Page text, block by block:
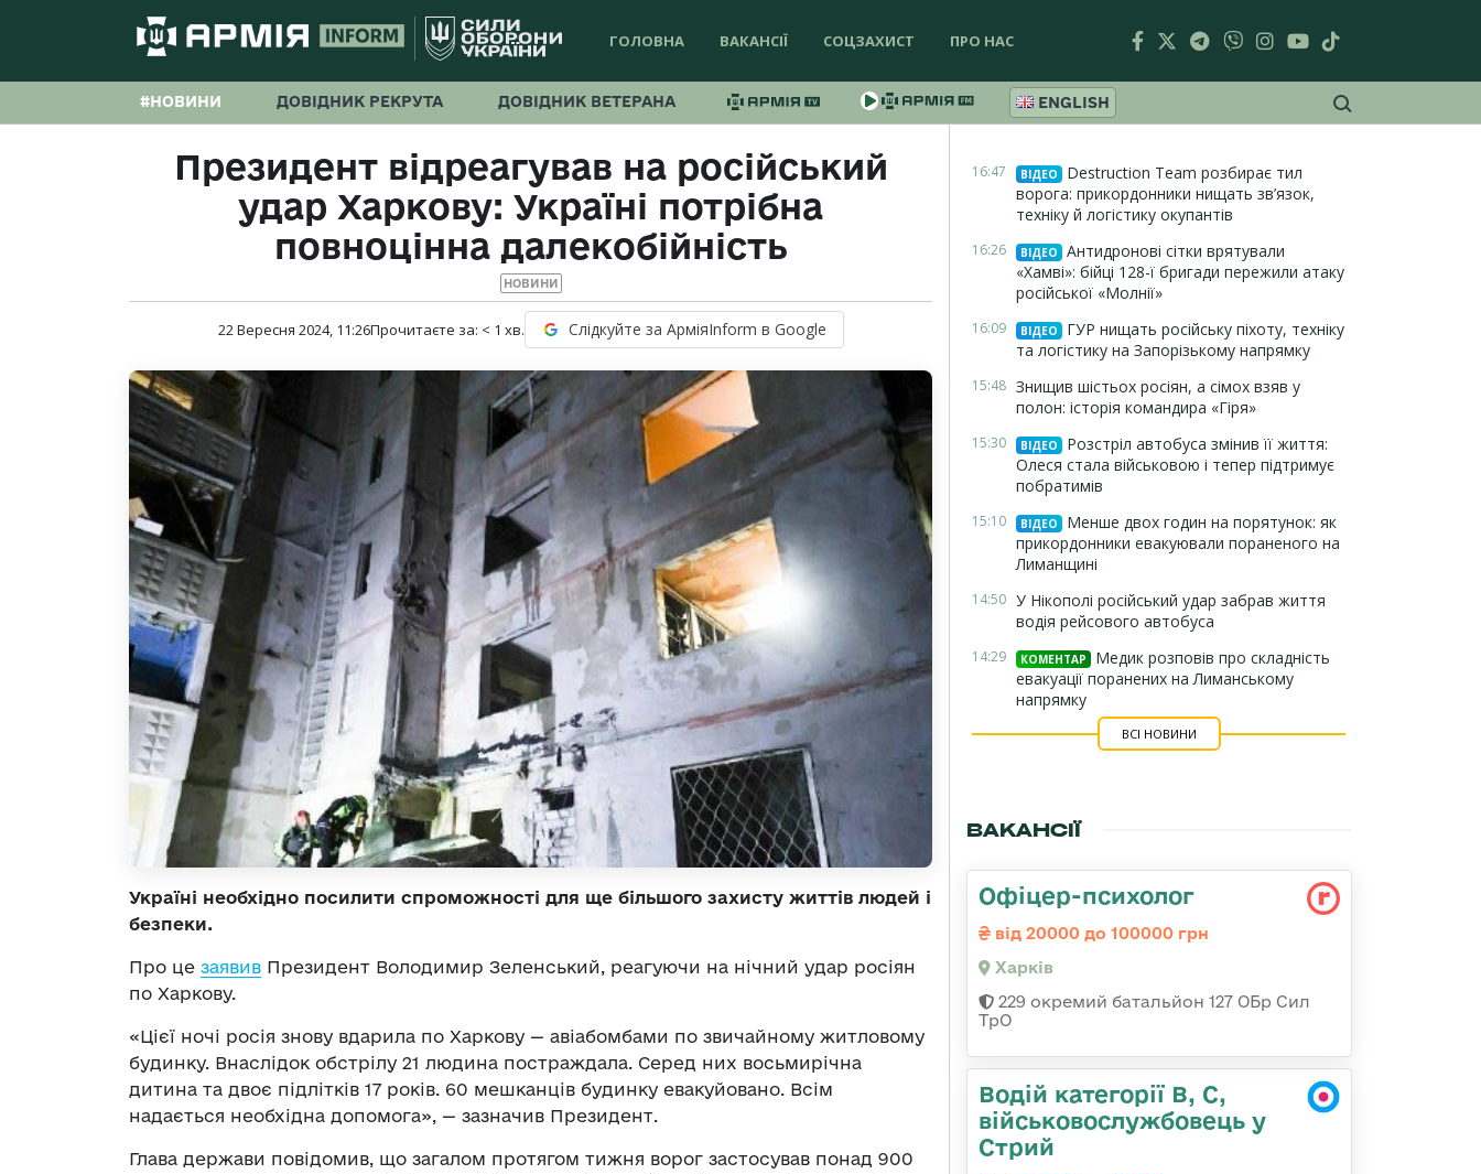
ГОЛОВНА ВАКАНСІЇ СОЦЗАХИСТ ПРО НАС
#НОВИНИ ДОВІДНИК РЕКРУТА ДОВІДНИК ВЕТЕРАНА ENGLISH
Президент відреагував на російський
удар Харкову: Україні потрібна
повноцінна далекобійність
НОВИНИ
22 Вересня 2024, 11:26Прочитаєте за: < 1 хв. Слідкуйте за АрміяInform в Google
Україні необхідно посилити спроможності для ще більшого захисту життів людей і
безпеки.
Про це заявив Президент Володимир Зеленський, реагуючи на нічний удар росіян
по Харкову.
«Цієї ночі росія знову вдарила по Харкову — авіабомбами по звичайному житловому
будинку. Внаслідок обстрілу 21 людина постраждала. Серед них восьмирічна
дитина та двоє підлітків 17 років. 60 мешканців будинку евакуйовано. Всім
надається необхідна допомога», — зазначив Президент.
Глава держави повідомив, що загалом протягом тижня ворог застосував понад 900
16:47 ВІДЕО
Destruction Team розбирає тил
ворога: прикордонники нищать зв’язок,
техніку й логістику окупантів
16:26 ВІДЕО
Антидронові сітки врятували
«Хамві»: бійці 128-ї бригади пережили атаку
російської «Молнії»
16:09 ВІДЕО
ГУР нищать російську піхоту, техніку
та логістику на Запорізькому напрямку
15:48 Знищив шістьох росіян, а сімох взяв у
полон: історія командира «Гіря»
15:30 ВІДЕО
Розстріл автобуса змінив її життя:
Олеся стала військовою і тепер підтримує
побратимів
15:10 ВІДЕО
Менше двох годин на порятунок: як
прикордонники евакуювали пораненого на
Лиманщині
14:50 У Нікополі російський удар забрав життя
водія рейсового автобуса
14:29 КОМЕНТАР
Медик розповів про складність
евакуації поранених на Лиманському
напрямку
ВСІ НОВИНИ
ВАКАНСІЇ
Офіцер-психолог
від 20000 до 100000 грн
Харків
229 окремий батальйон 127 ОБр Сил
ТрО
Водій категорії B, C,
військовослужбовець у
Стрий